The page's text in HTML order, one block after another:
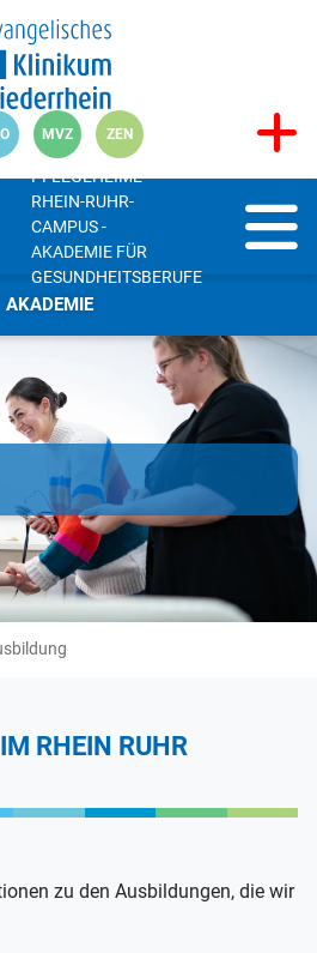
MVZ ZEN
AKADEMIE
PFLEGEHEIME
RHEIN-RUHR-
CAMPUS -
AKADEMIE FÜR
GESUNDHEITSBERUFE
RHEIN RUHR
zu den Ausbildungen, die wir